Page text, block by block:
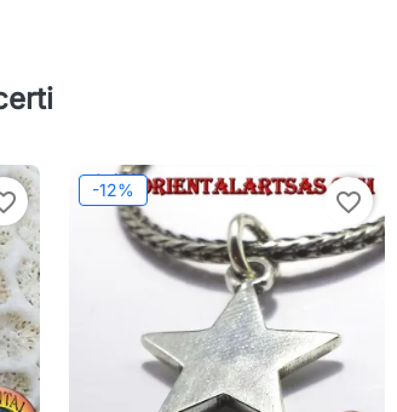
-12% favorite_border